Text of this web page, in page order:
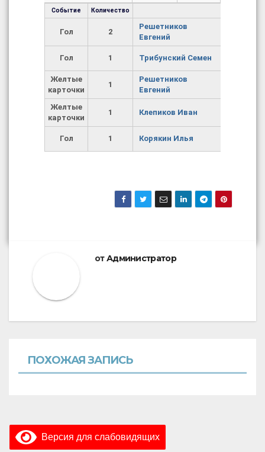
Событие Количество
Гол 2
Решетников
Евгений
Гол 1 Трибунский Семен
Желтые
карточки
1
Решетников
Евгений
Желтые
карточки
1 Клепиков Иван
Гол 1 Корякин Илья
отАдминистратор
ПОХОЖАЯ ЗАПИСЬ
Версия для слабовидящих